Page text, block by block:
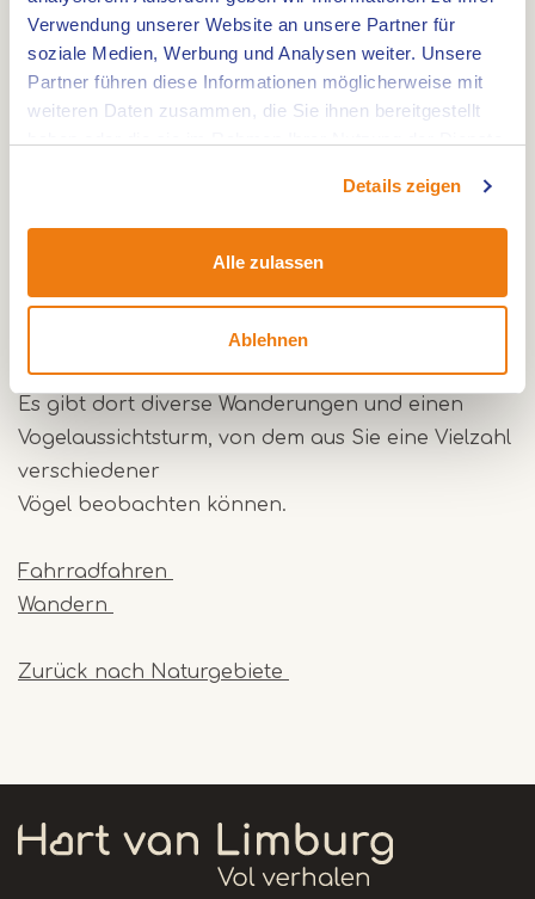
Verwendung unserer Website an unsere Partner für
soziale Medien, Werbung und Analysen weiter. Unsere
Partner führen diese Informationen möglicherweise mit
weiteren Daten zusammen, die Sie ihnen bereitgestellt
Details zeigen
Alle zulassen
Ablehnen
Gebiete, worunter das Kootspeel, das
Secretarisbos und
trockene Wälder auf einem hoch gelegenen Teil
De Krang besteht aus Laub- und Nadelwald,
Hackholz, Graslandschaft und alter
Akkerlandschaft. Durch den Unterschied in der
Höhe und Luftfeuchtigkeit kommen dort viele
verschiedene Pflanzen und Tiere vor.
Es gibt dort diverse Wanderungen und einen
Vogelaussichtsturm, von dem aus Sie eine Vielzahl
verschiedener
Vögel beobachten können.
Fahrradfahren
Wandern
Zurück nach Naturgebiete